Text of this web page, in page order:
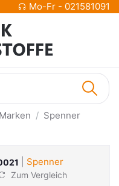
Mo-Fr - 021581091
Spenner
Spenner
Zum Vergleich